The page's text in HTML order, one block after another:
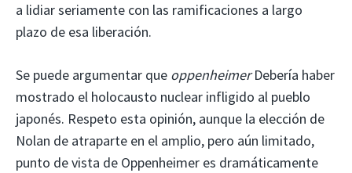
a lidiar seriamente con las ramificaciones a largo
plazo de esa liberación.
Se puede argumentar que oppenheimerDebería haber
mostrado el holocausto nuclear infligido al pueblo
japonés. Respeto esta opinión, aunque la elección de
Nolan de atraparte en el amplio, pero aún limitado,
punto de vista de Oppenheimer es dramáticamente